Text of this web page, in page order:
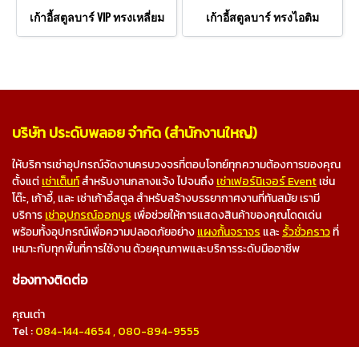
เก้าอี้สตูลบาร์ VIP ทรงเหลี่ยม เก้าอี้สตูลบาร์ ทรงไอติม
บริษัท ประดับพลอย จำกัด (สำนักงานใหญ่)
ให้บริการเช่าอุปกรณ์จัดงานครบวงจรที่ตอบโจทย์ทุกความต้องการของคุณ
ตั้งแต่เช่าเต็นท์สำหรับงานกลางแจ้ง ไปจนถึงเช่าเฟอร์นิเจอร์ Eventเช่น
โต๊ะ, เก้าอี้, และ เช่าเก้าอี้สตูล สำหรับสร้างบรรยากาศงานที่ทันสมัย เรามี
บริการเช่าอุปกรณ์ออกบูธเพื่อช่วยให้การแสดงสินค้าของคุณโดดเด่น
พร้อมทั้งอุปกรณ์เพื่อความปลอดภัยอย่างแผงกั้นจราจรและ รั้วชั่วคราวที่
เหมาะกับทุกพื้นที่การใช้งาน ด้วยคุณภาพและบริการระดับมืออาชีพ
ช่องทางติดต่อ
คุณเต่า
Tel :084-144-4654,080-894-9555